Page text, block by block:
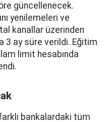
güncellenecek.
yenilemeleri ve
kanallar üzerinden
3 ay süre verildi. Eğitim
limit hesabında
bankalardaki tüm